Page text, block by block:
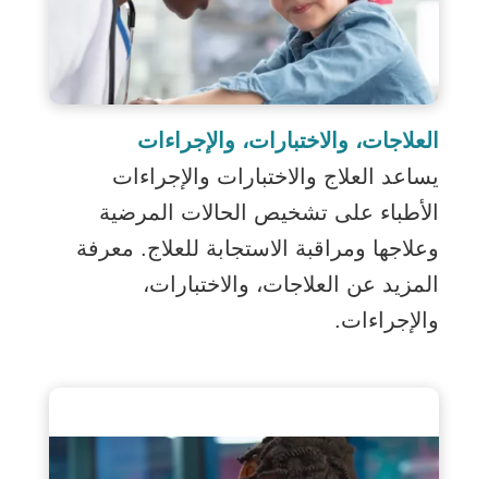
العلاجات، والاختبارات، والإجراءات
يساعد العلاج والاختبارات والإجراءات
الأطباء على تشخيص الحالات المرضية
وعلاجها ومراقبة الاستجابة للعلاج. معرفة
المزيد عن العلاجات، والاختبارات،
والإجراءات.